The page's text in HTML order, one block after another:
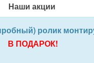
Наши акции
ролик
В ПОДАРОК!